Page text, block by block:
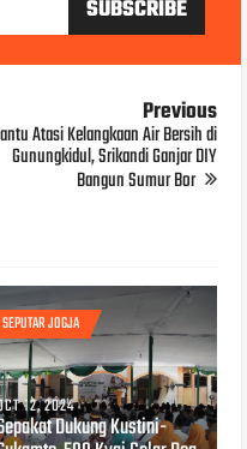
Previous
Atasi Kelangkaan Air Bersih di
Gunungkidul, Srikandi Ganjar DIY
Bangun Sumur Bor
SEPUTAR JOGJA
12, 2024
Dukung Kustini-